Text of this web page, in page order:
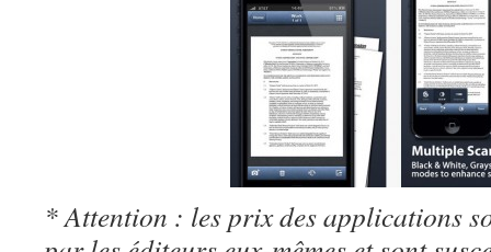
* Attention : les prix des applications